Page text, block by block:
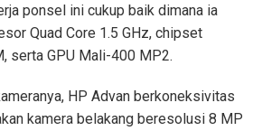
ponsel ini cukup baik dimana ia
Quad Core 1.5 GHz, chipset
serta GPU Mali-400 MP2.
HP Advan berkoneksivitas
kamera belakang beresolusi 8 MP